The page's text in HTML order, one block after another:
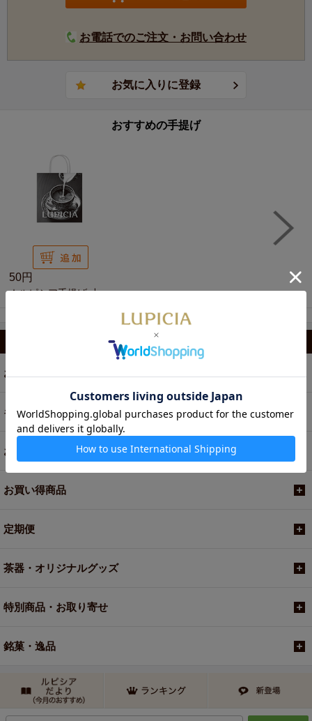
お電話でのご注文・お問い合わせ
おすすめの手提げ
50円
★ルピシア手提げ 小
お茶
ギフト
お菓子・食品・飲料
お買い得商品
定期便
茶器・オリジナルグッズ
特別商品・お取り寄せ
銘菓・逸品